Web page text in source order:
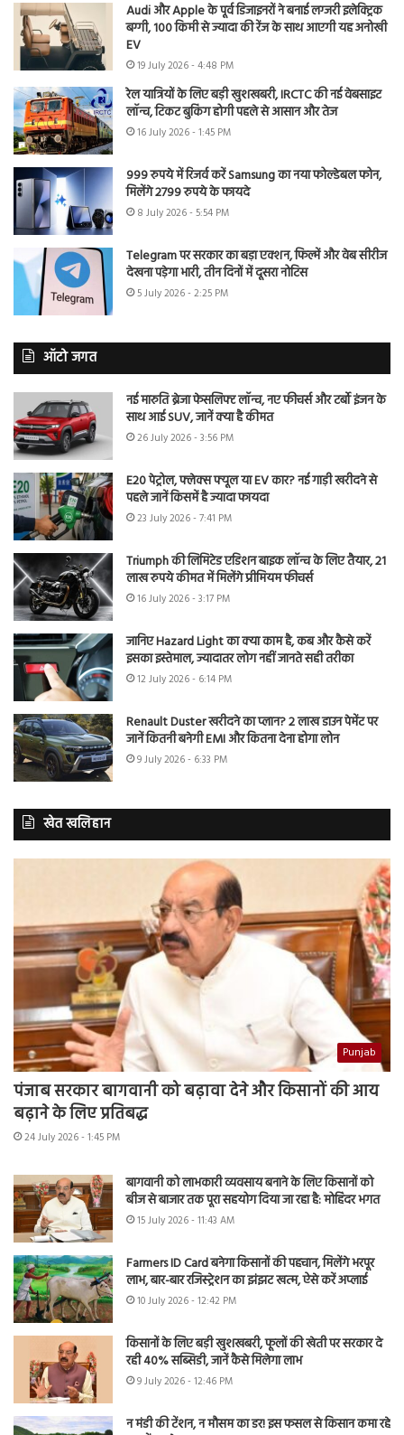
Audi और Apple के पूर्व डिजाइनरों ने बनाई लग्जरी इलेक्ट्रिक
बग्गी, 100 किमी से ज्यादा की रेंज के साथ आएगी यह अनोखी
EV
19 July 2026 - 4:48 PM
रेल यात्रियों के लिए बड़ी खुशखबरी, IRCTC की नई वेबसाइट
लॉन्च, टिकट बुकिंग होगी पहले से आसान और तेज
16 July 2026 - 1:45 PM
999 रुपये में रिजर्व करें Samsung का नया फोल्डेबल फोन,
मिलेंगे 2799 रुपये के फायदे
8 July 2026 - 5:54 PM
Telegram पर सरकार का बड़ा एक्शन, फिल्में और वेब सीरीज
देखना पड़ेगा भारी, तीन दिनों में दूसरा नोटिस
5 July 2026 - 2:25 PM
ऑटो जगत
नई मारुति ब्रेजा फेसलिफ्ट लॉन्च, नए फीचर्स और टर्बो इंजन के
साथ आई SUV, जानें क्या है कीमत
26 July 2026 - 3:56 PM
E20 पेट्रोल, फ्लेक्स फ्यूल या EV कार? नई गाड़ी खरीदने से
पहले जानें किसमें है ज्यादा फायदा
23 July 2026 - 7:41 PM
Triumph की लिमिटेड एडिशन बाइक लॉन्च के लिए तैयार, 21
लाख रुपये कीमत में मिलेंगे प्रीमियम फीचर्स
16 July 2026 - 3:17 PM
जानिए Hazard Light का क्या काम है, कब और कैसे करें
इसका इस्तेमाल, ज्यादातर लोग नहीं जानते सही तरीका
12 July 2026 - 6:14 PM
Renault Duster खरीदने का प्लान? 2 लाख डाउन पेमेंट पर
जानें कितनी बनेगी EMI और कितना देना होगा लोन
9 July 2026 - 6:33 PM
खेत खलिहान
Punjab
पंजाब सरकार बागवानी को बढ़ावा देने और किसानों की आय
बढ़ाने के लिए प्रतिबद्ध
24 July 2026 - 1:45 PM
बागवानी को लाभकारी व्यवसाय बनाने के लिए किसानों को
बीज से बाजार तक पूरा सहयोग दिया जा रहा है: मोहिंदर भगत
15 July 2026 - 11:43 AM
Farmers ID Card बनेगा किसानों की पहचान, मिलेंगे भरपूर
लाभ, बार-बार रजिस्ट्रेशन का झंझट खत्म, ऐसे करें अप्लाई
10 July 2026 - 12:42 PM
किसानों के लिए बड़ी खुशखबरी, फूलों की खेती पर सरकार दे
रही 40% सब्सिडी, जानें कैसे मिलेगा लाभ
9 July 2026 - 12:46 PM
न मंडी की टेंशन, न मौसम का डर! इस फसल से किसान कमा रहे